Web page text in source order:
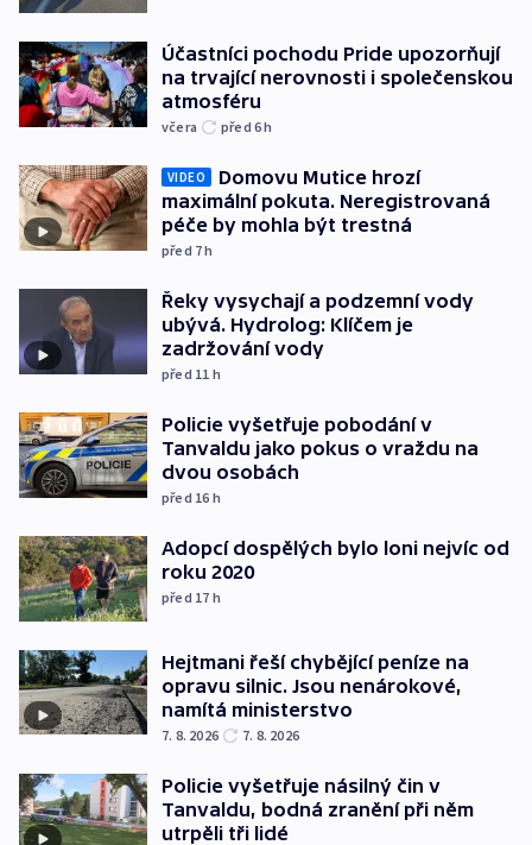
Účastníci pochodu Pride upozorňují
na trvající nerovnosti i společenskou
atmosféru
včera před 6h
VIDEO
Domovu Mutice hrozí
maximální pokuta. Neregistrovaná
péče by mohla být trestná
před 7h
Řeky vysychají a podzemní vody
ubývá. Hydrolog: Klíčem je
zadržování vody
před 11 h
Policie vyšetřuje pobodání v
Tanvaldu jako pokus o vraždu na
dvou osobách
před 16 h
Adopcí dospělých bylo loni nejvíc od
roku 2020
před 17 h
Hejtmani řeší chybějící peníze na
opravu silnic. Jsou nenárokové,
namítá ministerstvo
7. 8. 2026 7. 8. 2026
Policie vyšetřuje násilný čin v
Tanvaldu, bodná zranění při něm
utrpěli tři lidé